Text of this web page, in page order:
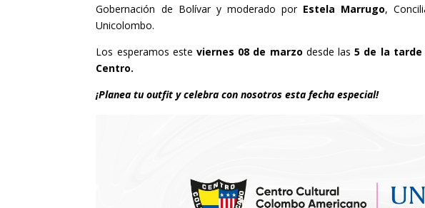
Gobernación de Bolívar y moderado por Estela Marrugo,
Unicolombo.
Los esperamos este viernes 08 de marzo desde las 5 de la tarde
Centro.
¡Planea tu outfit y celebra con nosotros esta fecha especial!